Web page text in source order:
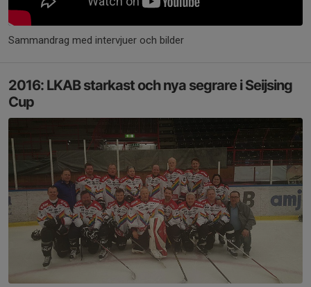
Sammandrag med intervjuer och bilder
2016: LKAB starkast och nya segrare i Seijsing
Cup